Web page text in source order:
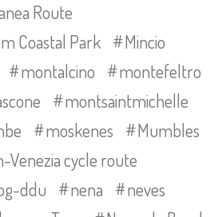
Route
Coastal Park
Mincio
montalcino
montefeltro
montsaintmichelle
moskenes
Mumbles
Venezia cycle route
ddu
nena
neves